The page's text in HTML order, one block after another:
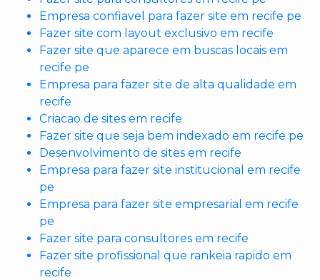
Empresa confiavel para fazer site em recife pe
Fazer site com layout exclusivo em recife
Fazer site que aparece em buscas locais em
recife pe
Empresa para fazer site de alta qualidade em
recife
Criacao de sites em recife
Fazer site que seja bem indexado em recife pe
Desenvolvimento de sites em recife
Empresa para fazer site institucional em recife
pe
Empresa para fazer site empresarial em recife
pe
Fazer site para consultores em recife
Fazer site profissional que rankeia rapido em
recife